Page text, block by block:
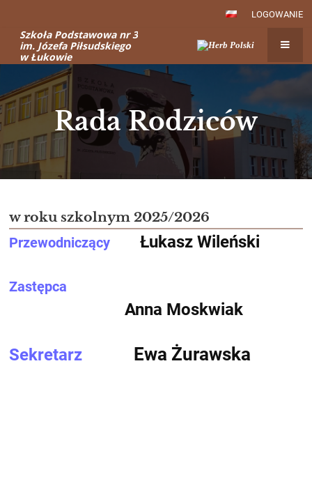
LOGOWANIE
Szkoła Podstawowa nr 3
im. Józefa Piłsudskiego
w Łukowie
Rada Rodziców
Rodziców
w roku szkolnym 2025/2026
Przewodniczący Łukasz Wileński
Zastępca
Anna Moskwiak
Sekretarz Ewa Żurawska